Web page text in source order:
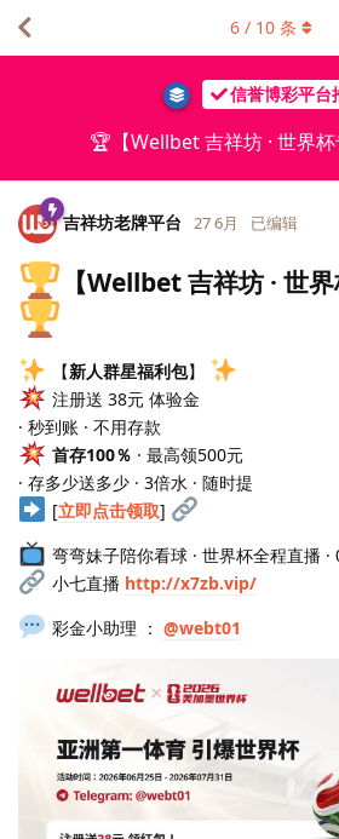
信誉博彩平台
🏆【Wellbet 吉祥坊 · 世界
6 / 10 条
吉祥坊老牌平台 27 6月 已编辑
【Wellbet 吉祥坊 · 世界
【新人群星福利包】
注册送 38元 体验金
· 秒到账 · 不用存款
首存100％ · 最高领500元
· 存多少送多少 · 3倍水 · 随时提
[立即点击领取]
弯弯妹子陪你看球 · 世界杯全程直播 ·
小七直播 http://x7zb.vip/
彩金小助理 ： @webt01